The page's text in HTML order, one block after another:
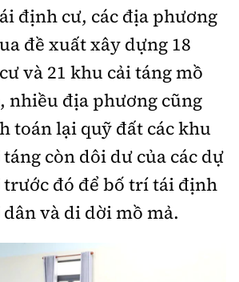
định cư, các địa phương
đề xuất xây dựng 18
và 21 khu cải táng mồ
nhiều địa phương cũng
toán lại quỹ đất các khu
còn dôi dư của các dự
đó để bố trí tái định
và di dời mồ mả.